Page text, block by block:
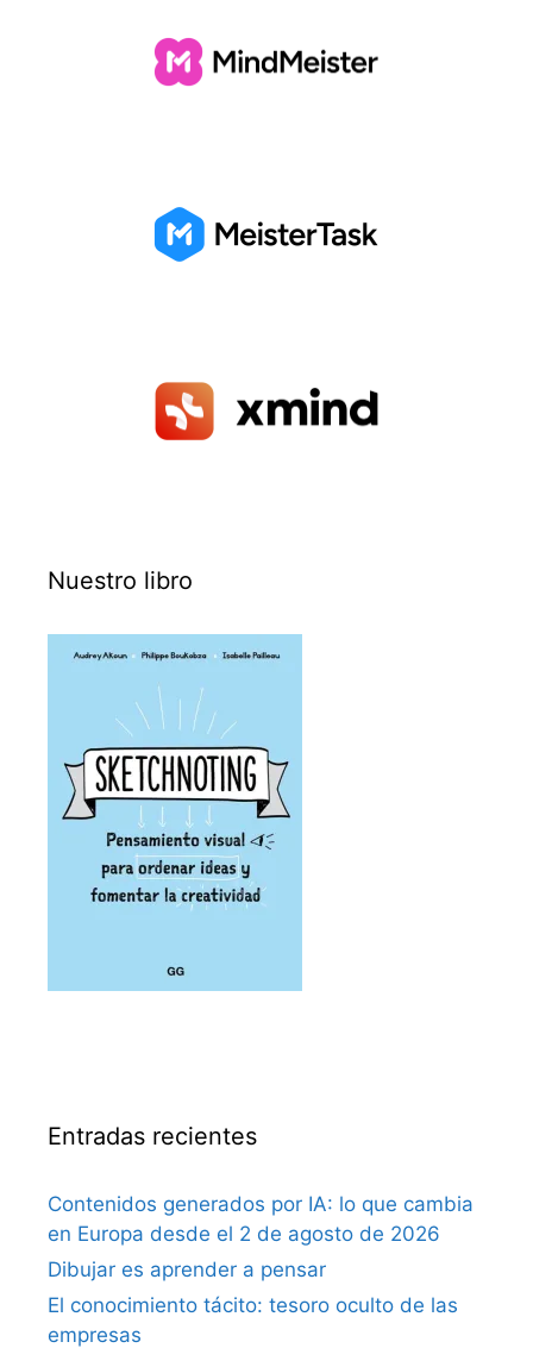
Nuestro libro
Entradas recientes
Contenidos generados por IA: lo que cambia
en Europa desde el 2 de agosto de 2026
Dibujar es aprender a pensar
El conocimiento tácito: tesoro oculto de las
empresas